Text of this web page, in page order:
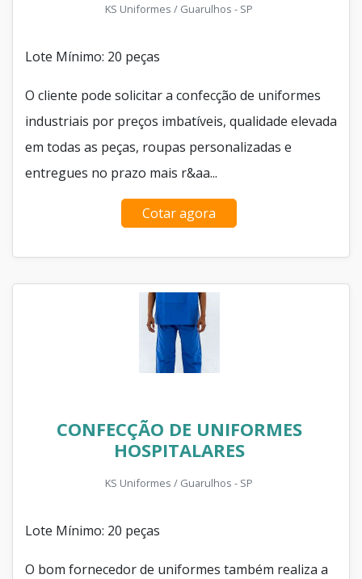
KS Uniformes / Guarulhos - SP
Lote Mínimo: 20 peças
O cliente pode solicitar a confecção de uniformes
industriais por preços imbatíveis, qualidade elevada
em todas as peças, roupas personalizadas e
entregues no prazo mais r&aa...
Cotar agora
CONFECÇÃO DE UNIFORMES
HOSPITALARES
KS Uniformes / Guarulhos - SP
Lote Mínimo: 20 peças
O bom fornecedor de uniformes também realiza a